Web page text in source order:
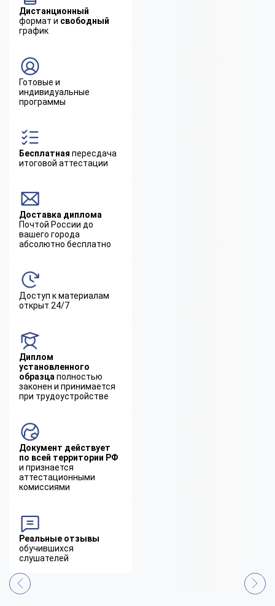
Дистанционный
формат и свободный
график
Готовые и
индивидуальные
программы
Бесплатная пересдача
итоговой аттестации
Доставка диплома
Почтой России до
вашего города
абсолютно бесплатно
Доступ к материалам
открыт 24/7
Диплом
установленного
образца полностью
законен и принимается
при трудоустройстве
Документ действует
по всей территории РФ
и признается
аттестационными
комиссиями
Реальные отзывы
обучившихся
слушателей